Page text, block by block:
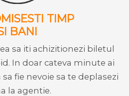
TIMP
BANI
sa iti achizitionezi biletul
In doar cateva minute ai
fie nevoie sa te deplasezi
la agentie.